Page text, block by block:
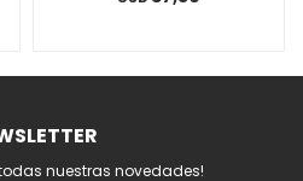
nuestras novedades!